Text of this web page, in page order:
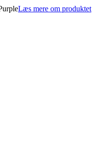
Læs mere om produktet